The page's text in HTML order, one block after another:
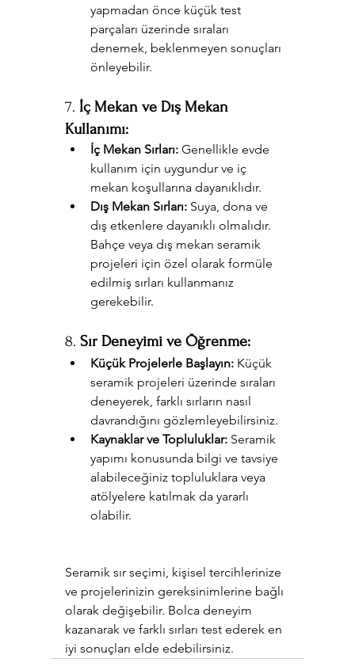
yapmadan önce küçük test
parçaları üzerinde sıraları
denemek, beklenmeyen sonuçları
önleyebilir.
7. İç Mekan ve Dış Mekan
Kullanımı:
İç Mekan Sırları: Genellikle evde
kullanım için uygundur ve iç
mekan koşullarına dayanıklıdır.
Dış Mekan Sırları: Suya, dona ve
dış etkenlere dayanıklı olmalıdır.
Bahçe veya dış mekan seramik
projeleri için özel olarak formüle
edilmiş sırları kullanmanız
gerekebilir.
8. Sır Deneyimi ve Öğrenme:
Küçük Projelerle Başlayın: Küçük
seramik projeleri üzerinde sıraları
deneyerek, farklı sırların nasıl
davrandığını gözlemleyebilirsiniz.
Kaynaklar ve Topluluklar: Seramik
yapımı konusunda bilgi ve tavsiye
alabileceğiniz topluluklara veya
atölyelere katılmak da yararlı
olabilir.
Seramik sır seçimi, kişisel tercihlerinize
ve projelerinizin gereksinimlerine bağlı
olarak değişebilir. Bolca deneyim
kazanarak ve farklı sırları test ederek en
iyi sonuçları elde edebilirsiniz.